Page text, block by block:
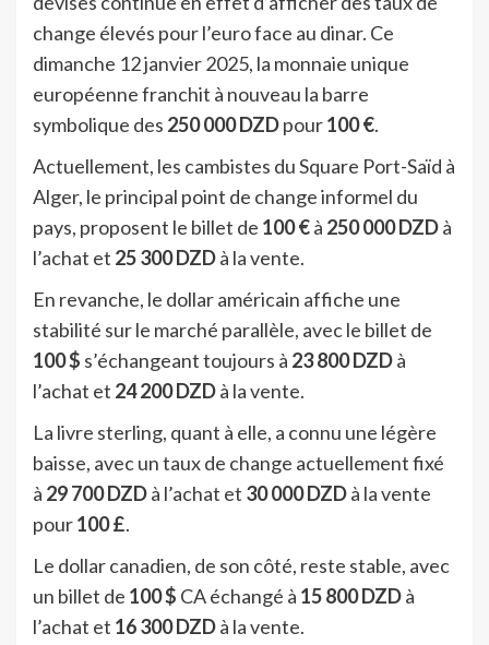
change élevés pour l’euro face au dinar. Ce
dimanche 12 janvier 2025, la monnaie unique
européenne franchit à nouveau la barre
symbolique des 250 000 DZDpour100 €.
Actuellement, les cambistes du Square Port-Saïd à
Alger, le principal point de change informel du
pays, proposent le billet de 100 €à 250 000 DZDà
l’achat et 25 300 DZDà la vente.
En revanche, le dollar américain affiche une
stabilité sur le marché parallèle, avec le billet de
100 $ s’échangeant toujours à 23 800 DZDà
l’achat et 24 200 DZDà la vente.
La livre sterling, quant à elle, a connu une légère
baisse, avec un taux de change actuellement fixé
à 29 700 DZDà l’achat et 30 000 DZDà la vente
pour100 £.
Le dollar canadien, de son côté, reste stable, avec
un billet de 100 $ CA échangé à 15 800 DZDà
l’achat et 16 300 DZDà la vente.